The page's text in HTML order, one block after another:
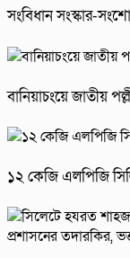
সংবিধান সংস্কার-
বানিয়াচংয়ে জাতীয়
১২ কেজি এলপিজি